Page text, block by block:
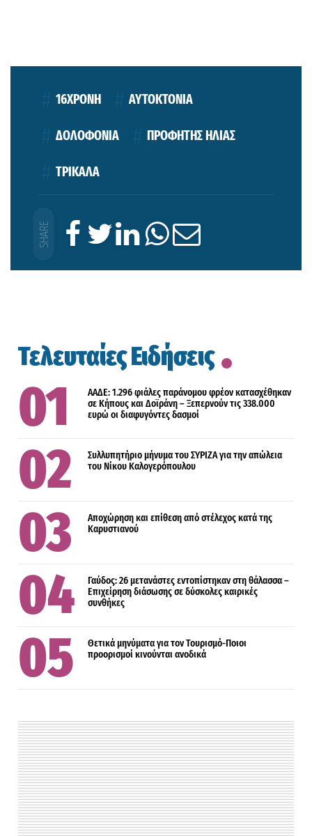
16ΧΡΟΝΗ ΑΥΤΟΚΤΟΝΙΑ
ΔΟΛΟΦΟΝΙΑ ΠΡΟΦΗΤΗΣ ΗΛΙΑΣ
ΤΡΙΚΑΛΑ
Τελευταίες Ειδήσεις
ΑΑΔΕ: 1.296 φιάλες παράνομου φρέον κατασχέθηκαν
σε Κήπους και Δοϊράνη – Ξεπερνούν τις 338.000
ευρώ οι διαφυγόντες δασμοί
Συλλυπητήριο μήνυμα του ΣΥΡΙΖΑ για την απώλεια
του Νίκου Καλογερόπουλου
Αποχώρηση και επίθεση από στέλεχος κατά της
Καρυστιανού
Γαύδος: 26 μετανάστες εντοπίστηκαν στη θάλασσα –
Επιχείρηση διάσωσης σε δύσκολες καιρικές
συνθήκες
Θετικά μηνύματα για τον Τουρισμό-Ποιοι
προορισμοί κινούνται ανοδικά